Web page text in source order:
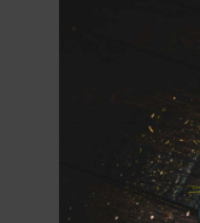
WIR